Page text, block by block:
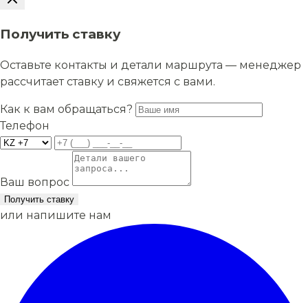
Получить ставку
Оставьте контакты и детали маршрута — менеджер
рассчитает ставку и свяжется с вами.
Как к вам обращаться?
Телефон
Ваш вопрос
Получить ставку
или напишите нам